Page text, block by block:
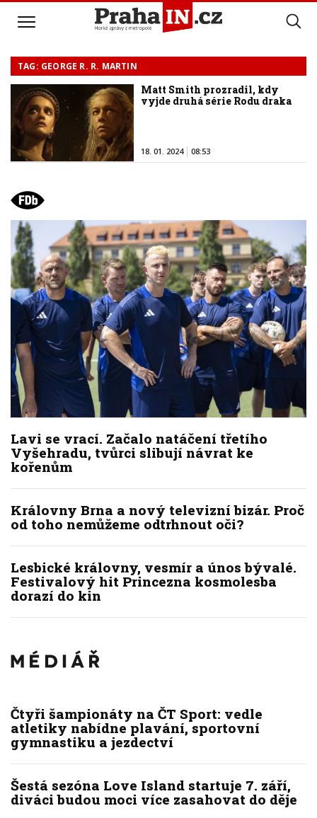
TAG: GEORGE R. R. MARTIN
Matt Smith prozradil, kdy
vyjde druhá série Rodu draka
18. 01. 2024 08:53
Lavi se vrací. Začalo natáčení třetího
Vyšehradu, tvůrci slibují návrat ke
kořenům
Královny Brna a nový televizní bizár. Proč
od toho nemůžeme odtrhnout oči?
Lesbické královny, vesmír a únos bývalé.
Festivalový hit Princezna kosmolesba
dorazí do kin
Čtyři šampionáty na ČT Sport: vedle
atletiky nabídne plavání, sportovní
gymnastiku a jezdectví
Šestá sezóna Love Island startuje 7. září,
diváci budou moci více zasahovat do děje